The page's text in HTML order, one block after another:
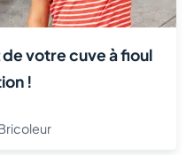
votre cuve à fioul
!